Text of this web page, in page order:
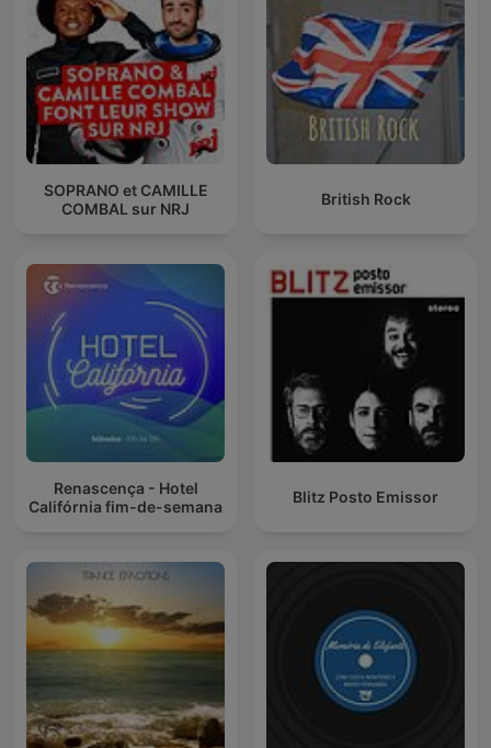
SOPRANO et CAMILLE
COMBAL sur NRJ
British Rock
Renascença - Hotel
Califórnia fim-de-semana
Blitz Posto Emissor